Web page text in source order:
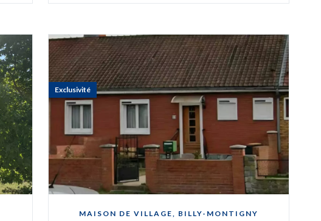
MAISON DE VILLAGE, BILLY-MONTIGNY
Exclusivité